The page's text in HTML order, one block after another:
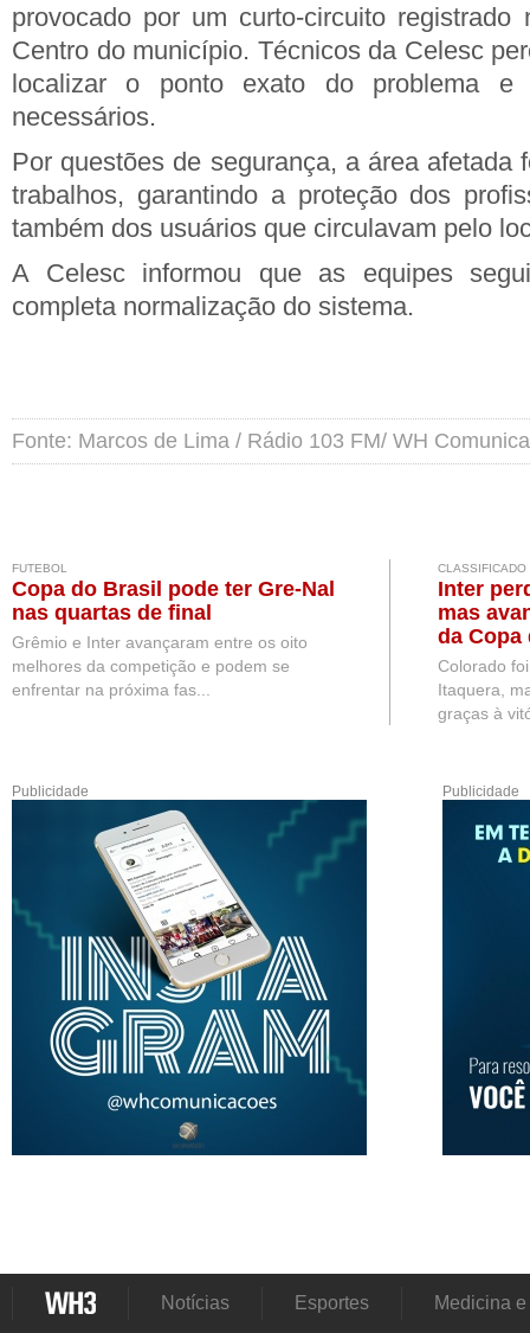
provocado por um curto-circuito
Centro do município. Técnicos da Celesc
localizar o ponto exato do problema e
necessários.
Por questões de segurança, a área afetada
trabalhos, garantindo a proteção dos
também dos usuários que circulavam pelo
A Celesc informou que as equipes
completa normalização do sistema.
Fonte: Marcos de Lima / Rádio 103 FM/ WH
FUTEBOL
Copa do Brasil pode ter Gre-Nal
nas quartas de final
Grêmio e Inter avançaram entre os oito
melhores da competição e podem se
enfrentar na próxima fas...
CLASSIFICADO
Inter
mas
da Copa
Colorado
Itaquera,
graças à
Publicidade Publicidade
Notícias Esportes Medicina